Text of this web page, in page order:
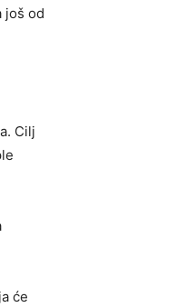
još od
Cilj
će